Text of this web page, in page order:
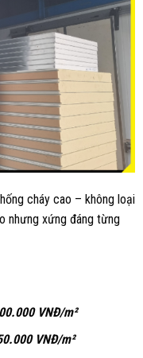
cháy cao – không loại
nhưng xứng đáng từng
VNĐ/m²
VNĐ/m²